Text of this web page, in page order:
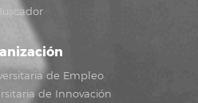
de Empleo
de Innovación